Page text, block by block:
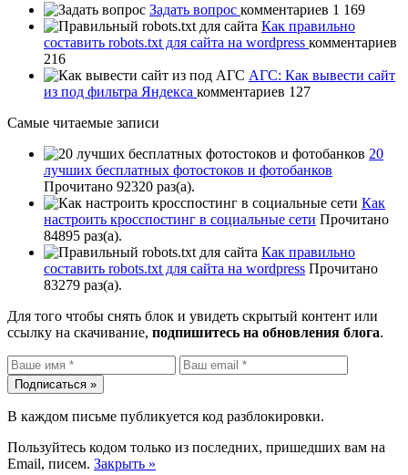
Задать вопрос комментариев 1 169
Как правильно
составить robots.txt для сайта на wordpress комментариев
216
АГС: Как вывести сайт
из под фильтра Яндекса комментариев 127
Самые читаемые записи
20
лучших бесплатных фотостоков и фотобанков
Прочитано 92320 раз(a).
Как
настроить кросспостинг в социальные сети Прочитано
84895 раз(a).
Как правильно
составить robots.txt для сайта на wordpress Прочитано
83279 раз(a).
Для того чтобы снять блок и увидеть скрытый контент или
ссылку на скачивание, подпишитесь на обновления блога.
В каждом письме публикуется код разблокировки.
Пользуйтесь кодом только из последних, пришедших вам на
Email, писем. Закрыть »